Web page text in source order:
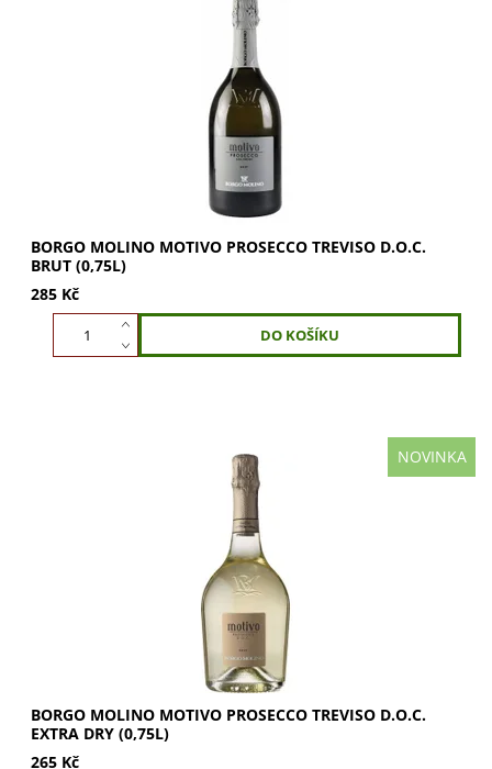
Borgo Molino Motivo Prosecco Treviso D.O.C. Brut. Šumivé
víno brilantní slámově žluté barvy s ovocnými tóny.
Ideální jako aperitiv, s předkrmy či...
BORGO MOLINO MOTIVO PROSECCO TREVISO D.O.C.
BRUT (0,75L)
285 Kč
NOVINKA
Borgo Molino Motivo Prosecco Treviso D.O.C. Extra Dry
(0,75l) je slámově zlaté šumivé víno s ovocnými a
květinovými tóny. Vynikající ke všem...
BORGO MOLINO MOTIVO PROSECCO TREVISO D.O.C.
EXTRA DRY (0,75L)
265 Kč